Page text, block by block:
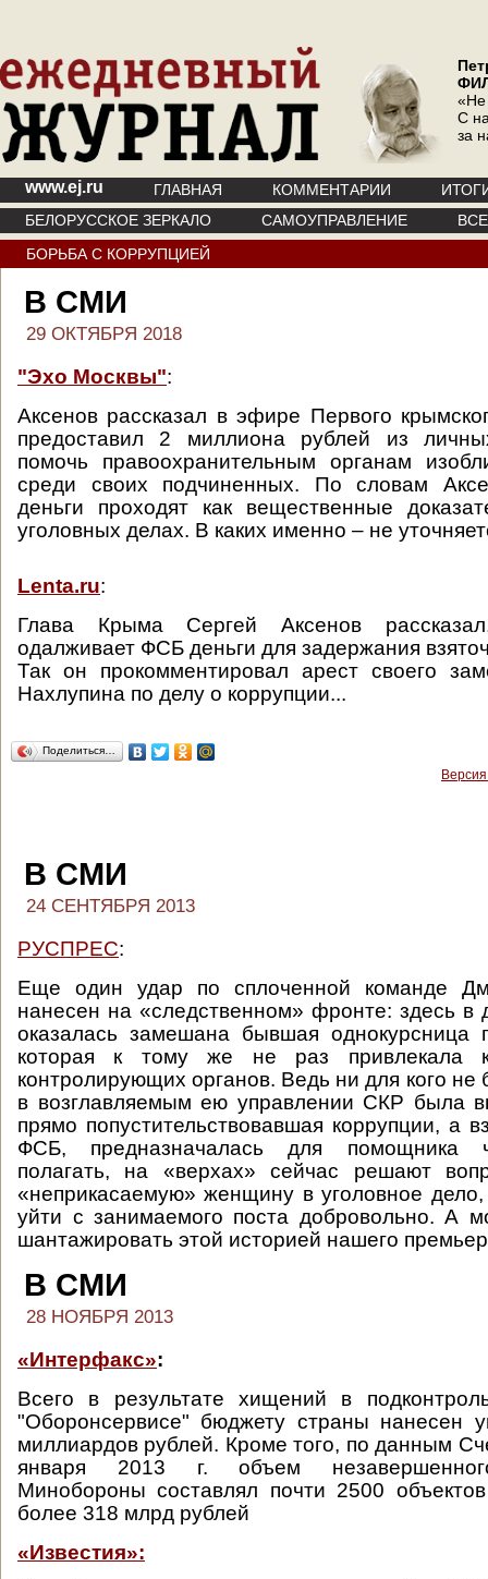
«Не
С
за
www.ej.ru ГЛАВНАЯ КОММЕНТАРИИ
БЕЛОРУССКОЕ ЗЕРКАЛО
САМОУПРАВЛЕНИЕ
БОРЬБА С КОРРУПЦИЕЙ
В СМИ
29 ОКТЯБРЯ 2018
"Эхо Москвы":
Аксенов рассказал в эфире Первого
предоставил 2 миллиона рублей из
помочь правоохранительным органам
среди своих подчиненных. По словам
деньги проходят как вещественные
уголовных делах. В каких именно – не
Lenta.ru:
Глава Крыма Сергей Аксенов
одалживает ФСБ деньги для задержания
Так он прокомментировал арест своего
Нахлупина по делу о коррупции...
Поделиться…
В СМИ
24 СЕНТЯБРЯ 2013
РУСПРЕС:
Еще один удар по сплоченной команде
нанесен на «следственном» фронте: здесь в
оказалась замешана бывшая однокурсница
которая к тому же не раз привлекала
контролирующих органов. Ведь ни для кого не
в возглавляемым ею управлении СКР была
прямо попустительствовавшая коррупции, а
ФСБ, предназначалась для помощника
полагать, на «верхах» сейчас решают
«неприкасаемую» женщину в уголовное
уйти с занимаемого поста добровольно. А
шантажировать этой историей нашего
В СМИ
28 НОЯБРЯ 2013
«Интерфакс»:
Всего в результате хищений в
"Оборонсервисе" бюджету страны нанесен
миллиардов рублей. Кроме того, по данным
января 2013 г. объем
Минобороны составлял почти 2500
более 318 млрд рублей
«Известия»: